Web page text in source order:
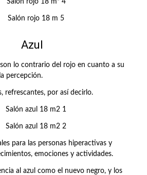
Azul
lo contrario del rojo en cuanto a su
percepción.
refrescantes, por así decirlo.
para las personas hiperactivas y
emociones y actividades.
al azul como el nuevo negro, y los